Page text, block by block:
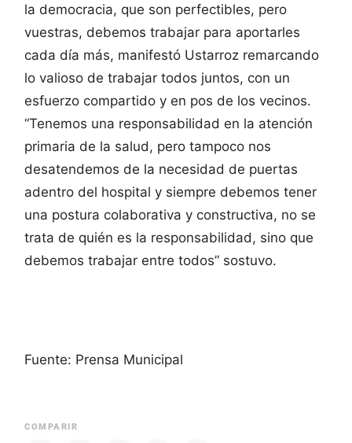
la democracia, que son perfectibles, pero
vuestras, debemos trabajar para aportarles
cada día más, manifestó Ustarroz remarcando
lo valioso de trabajar todos juntos, con un
esfuerzo compartido y en pos de los vecinos.
“Tenemos una responsabilidad en la atención
primaria de la salud, pero tampoco nos
desatendemos de la necesidad de puertas
adentro del hospital y siempre debemos tener
una postura colaborativa y constructiva, no se
trata de quién es la responsabilidad, sino que
debemos trabajar entre todos” sostuvo.
Fuente: Prensa Municipal
COMPARIR